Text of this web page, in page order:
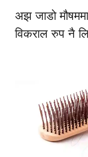
अझ जाडो
विकराल रुप नै